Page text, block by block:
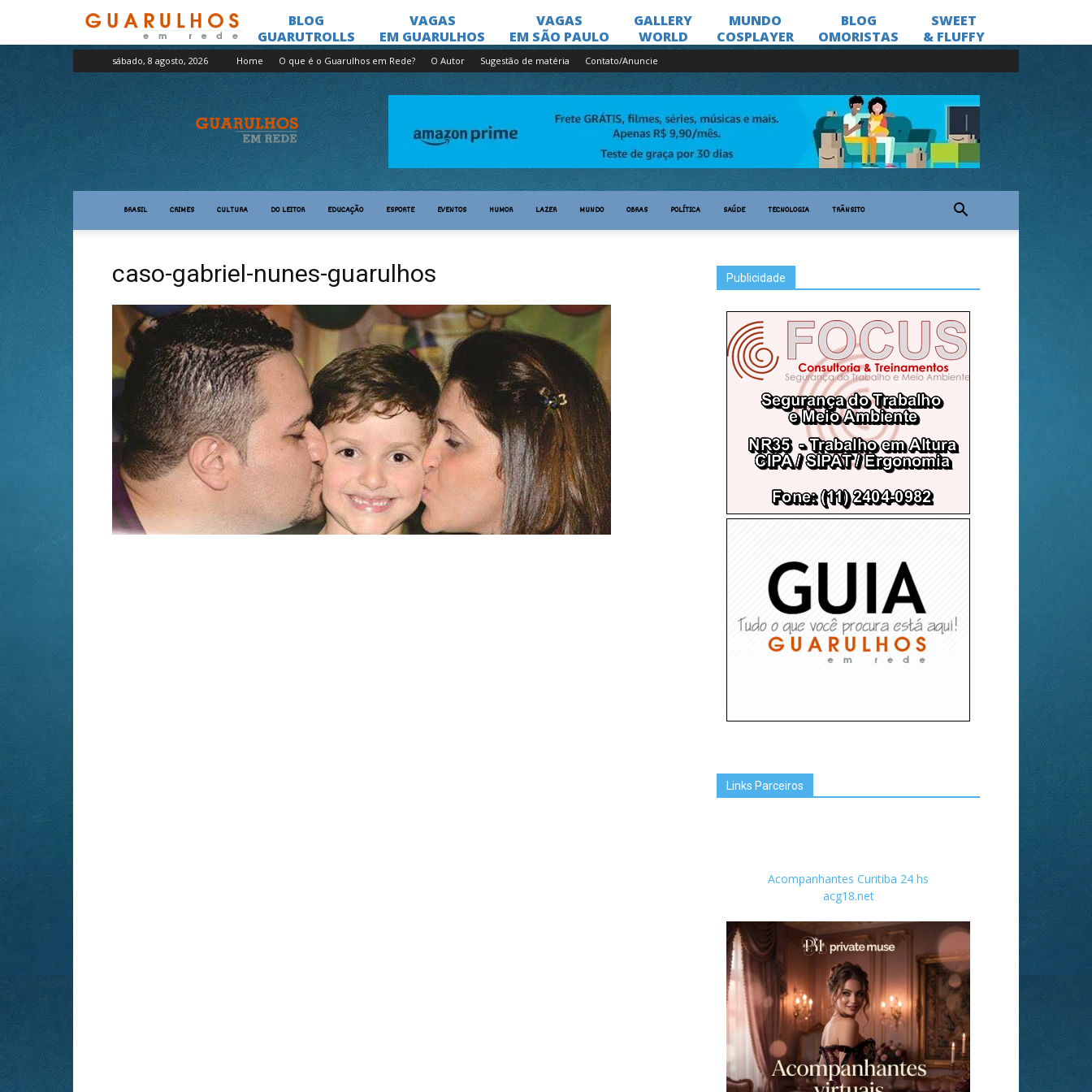
sábado, 8 agosto, 2026 Home O que é o Guarulhos em Rede? O Autor Sugestão de matéria Contato/Anuncie
Guarulhos
em
Rede
BRASIL CRIMES CULTURA DO LEITOR EDUCAÇÃO ESPORTE EVENTOS HUMOR LAZER MUNDO OBRAS POLÍTICA SAÚDE TECNOLOGIA TRÂNSITO
caso-gabriel-nunes-guarulhos Publicidade
Links Parceiros
Acompanhantes Curitiba 24 hs
acg18.net